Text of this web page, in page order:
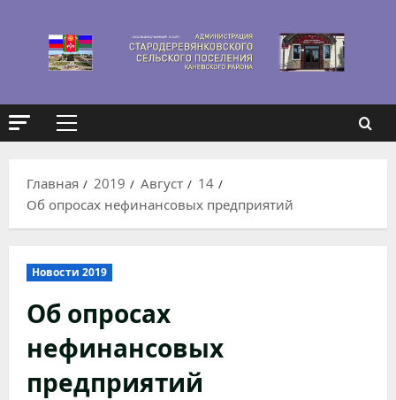
содержимому
Основное
Главная
2019 Август
14
Об опросах нефинансовых предприятий
Новости 2019
Об опросах
нефинансовых
предприятий